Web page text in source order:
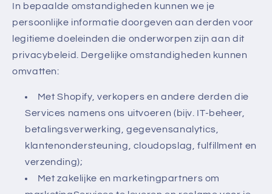
In bepaalde omstandigheden kunnen we je
persoonlijke informatie doorgeven aan derden voor
legitieme doeleinden die onderworpen zijn aan dit
privacybeleid. Dergelijke omstandigheden kunnen
omvatten:
Met Shopify, verkopers en andere derden die
Services namens ons uitvoeren (bijv. IT-beheer,
betalingsverwerking, gegevensanalytics,
klantenondersteuning, cloudopslag, fulfillment en
verzending);
Met zakelijke en marketingpartners om